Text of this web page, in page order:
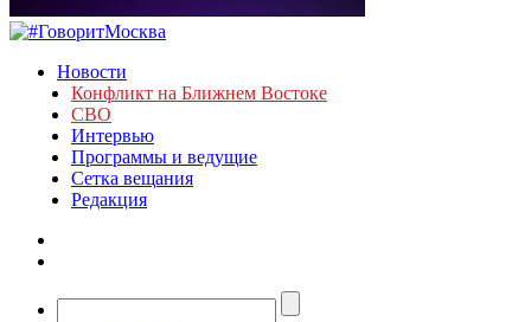
Новости
Конфликт на Ближнем Востоке
СВО
Интервью
Программы и ведущие
Сетка вещания
Редакция